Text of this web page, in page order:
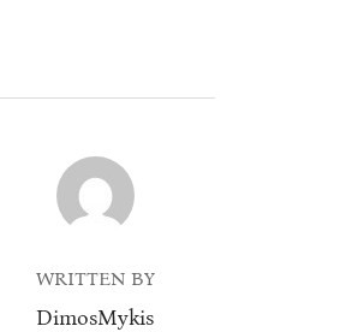
POST AUTHOR
WRITTEN BY
DimosMykis